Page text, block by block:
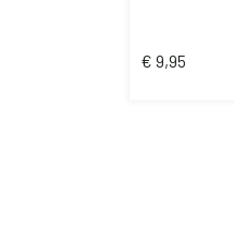
€ 9,95